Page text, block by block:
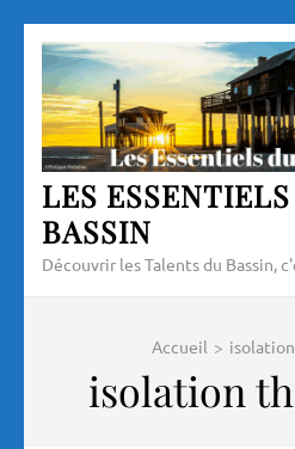
Aller
contenu
(Pressez
Entrée)
LES
BASSIN
Découvrir les Talents du Bassin,
Accueil >
isolation